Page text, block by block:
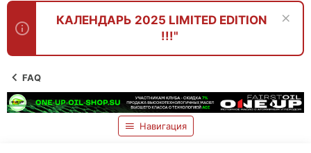
КАЛЕНДАРЬ 2025 LIMITED EDITION
!!!"
FAQ
Навигация